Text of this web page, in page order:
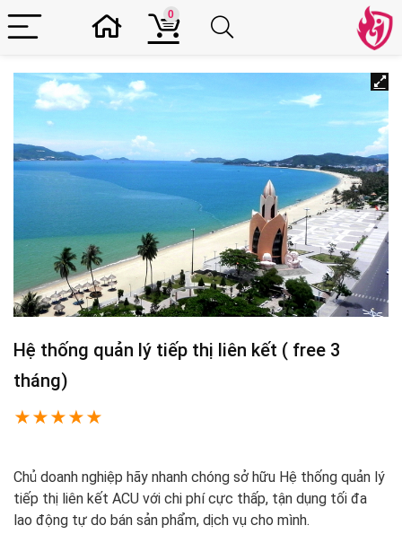
0
Hệ thống quản lý tiếp thị liên kết ( free 3
tháng)
★★★★★
Chủ doanh nghiệp hãy nhanh chóng sở hữu Hệ thống quản lý
tiếp thị liên kết ACU với chi phí cực thấp, tận dụng tối đa
lao động tự do bán sản phẩm, dịch vụ cho mình.